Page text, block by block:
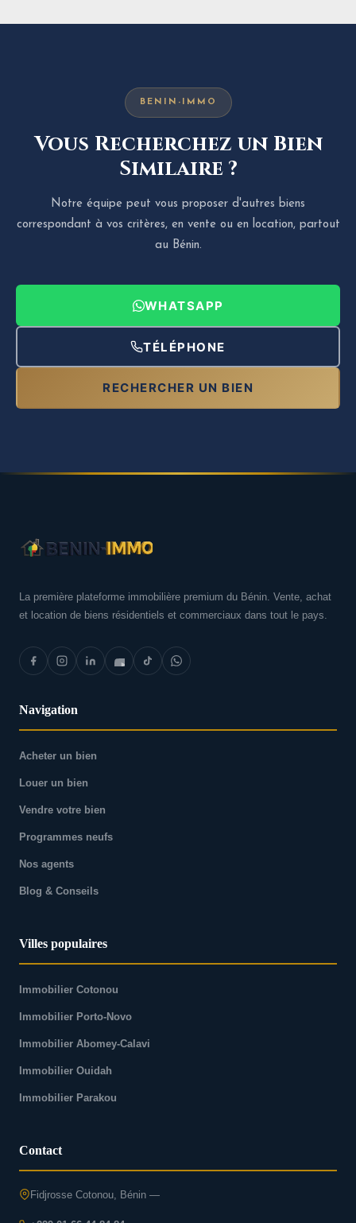
BENIN-IMMO
Vous Recherchez un Bien
Similaire ?
Notre équipe peut vous proposer d'autres biens
correspondant à vos critères, en vente ou en location, partout
au Bénin.
WHATSAPP
TÉLÉPHONE
RECHERCHER UN BIEN
La première plateforme immobilière premium du Bénin. Vente, achat
et location de biens résidentiels et commerciaux dans tout le pays.
Navigation
Acheter un bien
Louer un bien
Vendre votre bien
Programmes neufs
Nos agents
Blog & Conseils
Villes populaires
Immobilier Cotonou
Immobilier Porto-Novo
Immobilier Abomey-Calavi
Immobilier Ouidah
Immobilier Parakou
Contact
Fidjrosse Cotonou, Bénin —